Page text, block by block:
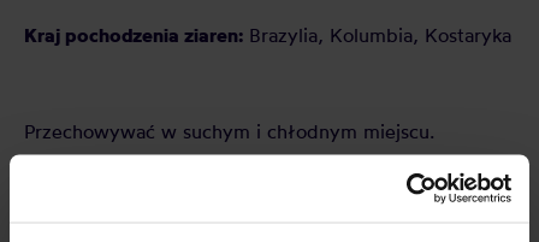
Kraj pochodzenia ziaren: Brazylia, Kolumbia, Kostaryka
Przechowywać w suchym i chłodnym miejscu.